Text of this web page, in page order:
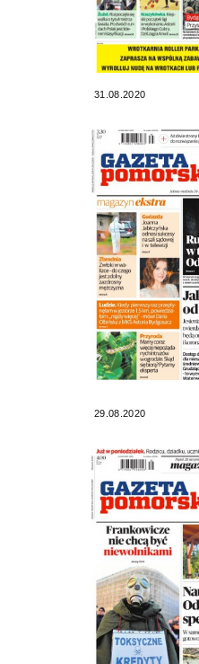
31.08.2020
29.08.2020